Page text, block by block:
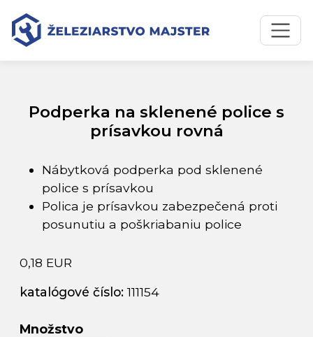
Preskočiť na obsah
Preskočiť na hlavné menu
Úvodná stránka
Podperka na sklenené police s prísavkou rovná
Podperka na sklenené police s
prísavkou rovná
Nábytková podperka pod sklenené
police s prísavkou
Polica je prísavkou zabezpečená proti
posunutiu a poškriabaniu police
0,18 EUR
katalógové číslo:111154
Množstvo